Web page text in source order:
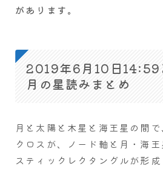
があります。
2019年6月10日14:59
月の星読みまとめ
月と太陽と木星と海王星の間
クロスが、ノード軸と月・海
スティックレクタングルが形成